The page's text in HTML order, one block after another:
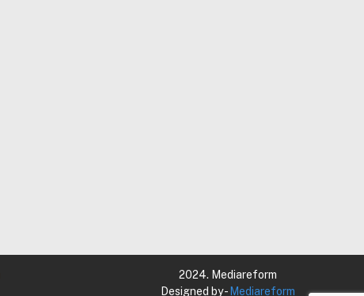
2024. Mediareform
Designed by -Mediareform